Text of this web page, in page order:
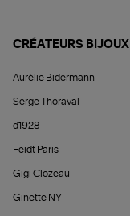
CRÉATEURS BIJOUX
Aurélie Bidermann
Serge Thoraval
d1928
Feidt Paris
Gigi Clozeau
Ginette NY